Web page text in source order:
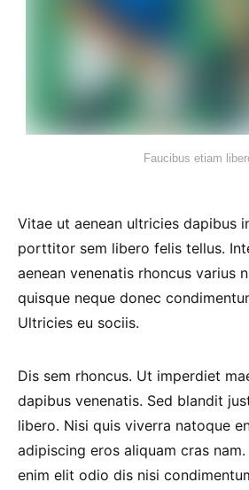
Faucibus etiam
Vitae ut aenean ultricies dapibus
porttitor sem libero felis tellus.
aenean venenatis rhoncus varius
quisque neque donec
Ultricies eu sociis.
Dis sem rhoncus. Ut imperdiet
dapibus venenatis. Sed blandit
libero. Nisi quis viverra natoque
adipiscing eros aliquam cras
enim elit odio dis nisi